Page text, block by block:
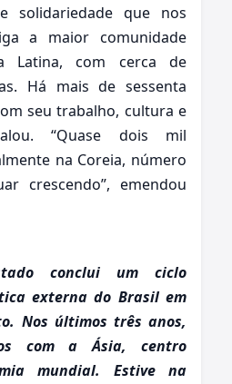
solidariedade que nos
a maior comunidade
Latina, com cerca de
Há mais de sessenta
seu trabalho, cultura e
“Quase dois mil
na Coreia, número
crescendo”, emendou
conclui um ciclo
externa do Brasil em
Nos últimos três anos,
com a Ásia, centro
mundial. Estive na